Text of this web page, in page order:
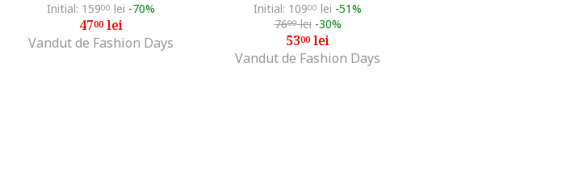
Initial: 15900 lei -70%
4700lei
Vandut de Fashion Days
Initial: 10900 lei -51%
7600lei -30%
5300lei
Vandut de Fashion Days